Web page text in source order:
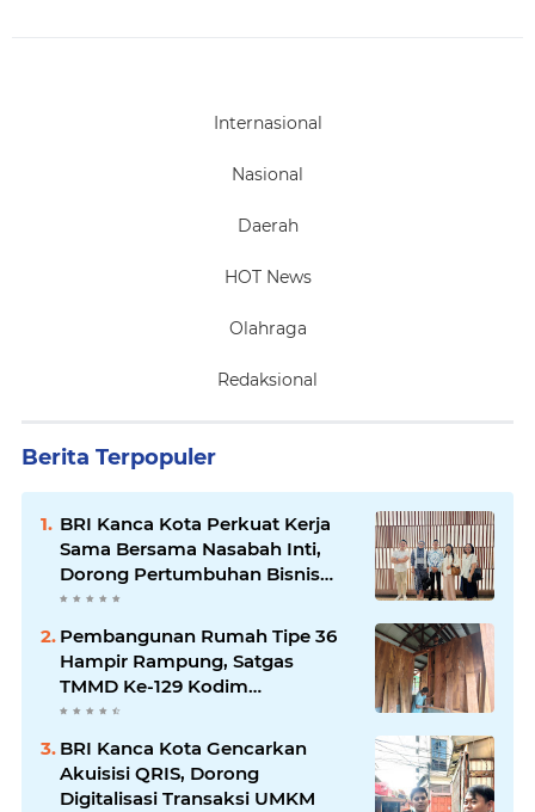
Internasional
Nasional
Daerah
HOT News
Olahraga
Redaksional
Berita Terpopuler
BRI Kanca Kota Perkuat Kerja
Sama Bersama Nasabah Inti,
Dorong Pertumbuhan Bisnis
Berkelanjutan
Pembangunan Rumah Tipe 36
Hampir Rampung, Satgas
TMMD Ke-129 Kodim
1807/Sorong Selatan Wujudkan
Hunian Layak bagi Warga
BRI Kanca Kota Gencarkan
Akuisisi QRIS, Dorong
Digitalisasi Transaksi UMKM